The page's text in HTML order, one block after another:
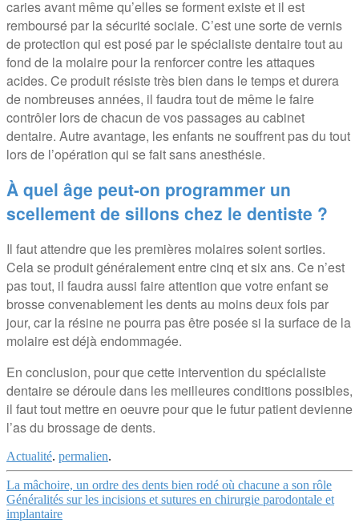
caries avant même qu’elles se forment existe et il est
remboursé par la sécurité sociale. C’est une sorte de vernis
de protection qui est posé par le spécialiste dentaire tout au
fond de la molaire pour la renforcer contre les attaques
acides. Ce produit résiste très bien dans le temps et durera
de nombreuses années, il faudra tout de même le faire
contrôler lors de chacun de vos passages au cabinet
dentaire. Autre avantage, les enfants ne souffrent pas du tout
lors de l’opération qui se fait sans anesthésie.
À quel âge peut-on programmer un
scellement de sillons chez le dentiste ?
Il faut attendre que les premières molaires soient sorties.
Cela se produit généralement entre cinq et six ans. Ce n’est
pas tout, il faudra aussi faire attention que votre enfant se
brosse convenablement les dents au moins deux fois par
jour, car la résine ne pourra pas être posée si la surface de la
molaire est déjà endommagée.
En conclusion, pour que cette intervention du spécialiste
dentaire se déroule dans les meilleures conditions possibles,
il faut tout mettre en oeuvre pour que le futur patient devienne
l’as du brossage de dents.
Actualité. permalien.
Navigation
Article
La mâchoire, un ordre des dents bien rodé où chacune a son rôle
Généralités sur les incisions et sutures en chirurgie parodontale et
implantaire